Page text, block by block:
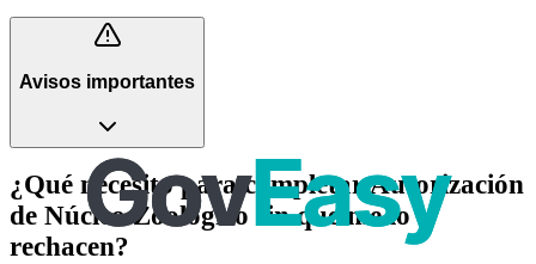
Avisos importantes
¿Qué necesito para completar Autorización
de Núcleo Zoológico sin que me lo
rechacen?